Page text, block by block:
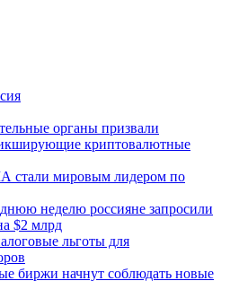
органы призвали
криптовалютные
стали мировым лидером по
неделю россияне запросили
$2 млрд
льготы для
биржи начнут соблюдать новые